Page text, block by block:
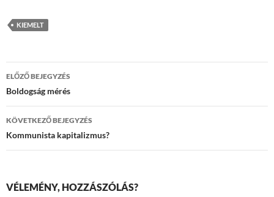
KIEMELT
Bejegyzések
navigációja
ELŐZŐ BEJEGYZÉS
Boldogság mérés
KÖVETKEZŐ BEJEGYZÉS
Kommunista kapitalizmus?
VÉLEMÉNY, HOZZÁSZÓLÁS?